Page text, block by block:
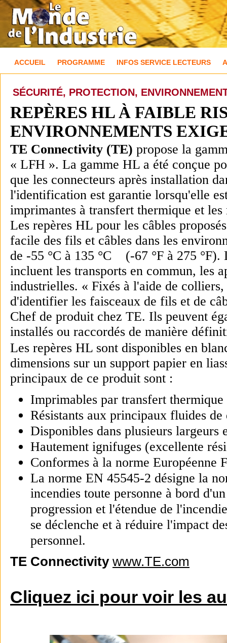
ACCUEIL PROGRAMME INFOS SERVICE LECTEURS
SÉCURITÉ, PROTECTION,
REPÈRES HL À FAIBLE
ENVIRONNEMENTS
TE Connectivity (TE) propose la
« LFH ». La gamme HL a été conçue
que les connecteurs après installation
l'identification est garantie lorsqu'elle
imprimantes à transfert thermique et
Les repères HL pour les câbles
facile des fils et câbles dans les
de -55 °C à 135 °C (-67 °F à 275 °F).
incluent les transports en commun, les
industrielles. « Fixés à l'aide de
d'identifier les faisceaux de fils et de
Chef de produit chez TE. Ils peuvent
installés ou raccordés de manière
Les repères HL sont disponibles en
dimensions sur un support papier en
principaux de ce produit sont :
Imprimables par transfert thermique
Résistants aux principaux fluides
Disponibles dans plusieurs largeurs
Hautement ignifuges (excellente
Conformes à la norme
La norme EN 45545-2 désigne la
incendies toute personne à bord
progression et l'étendue de
se déclenche et à réduire l'impact
personnel.
TE Connectivity www.TE.com
Cliquez ici pour voir les